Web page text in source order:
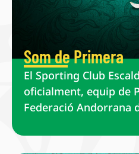
Som de Primera
El Sporting Club
oficialment, equip de
Federació Andorrana